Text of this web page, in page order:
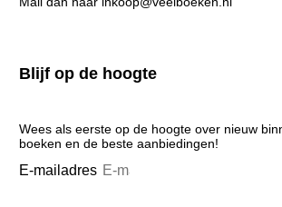
Blijf op de hoogte
Wees als eerste op de hoogte over nieuw
boeken en de beste aanbiedingen!
E-mailadres